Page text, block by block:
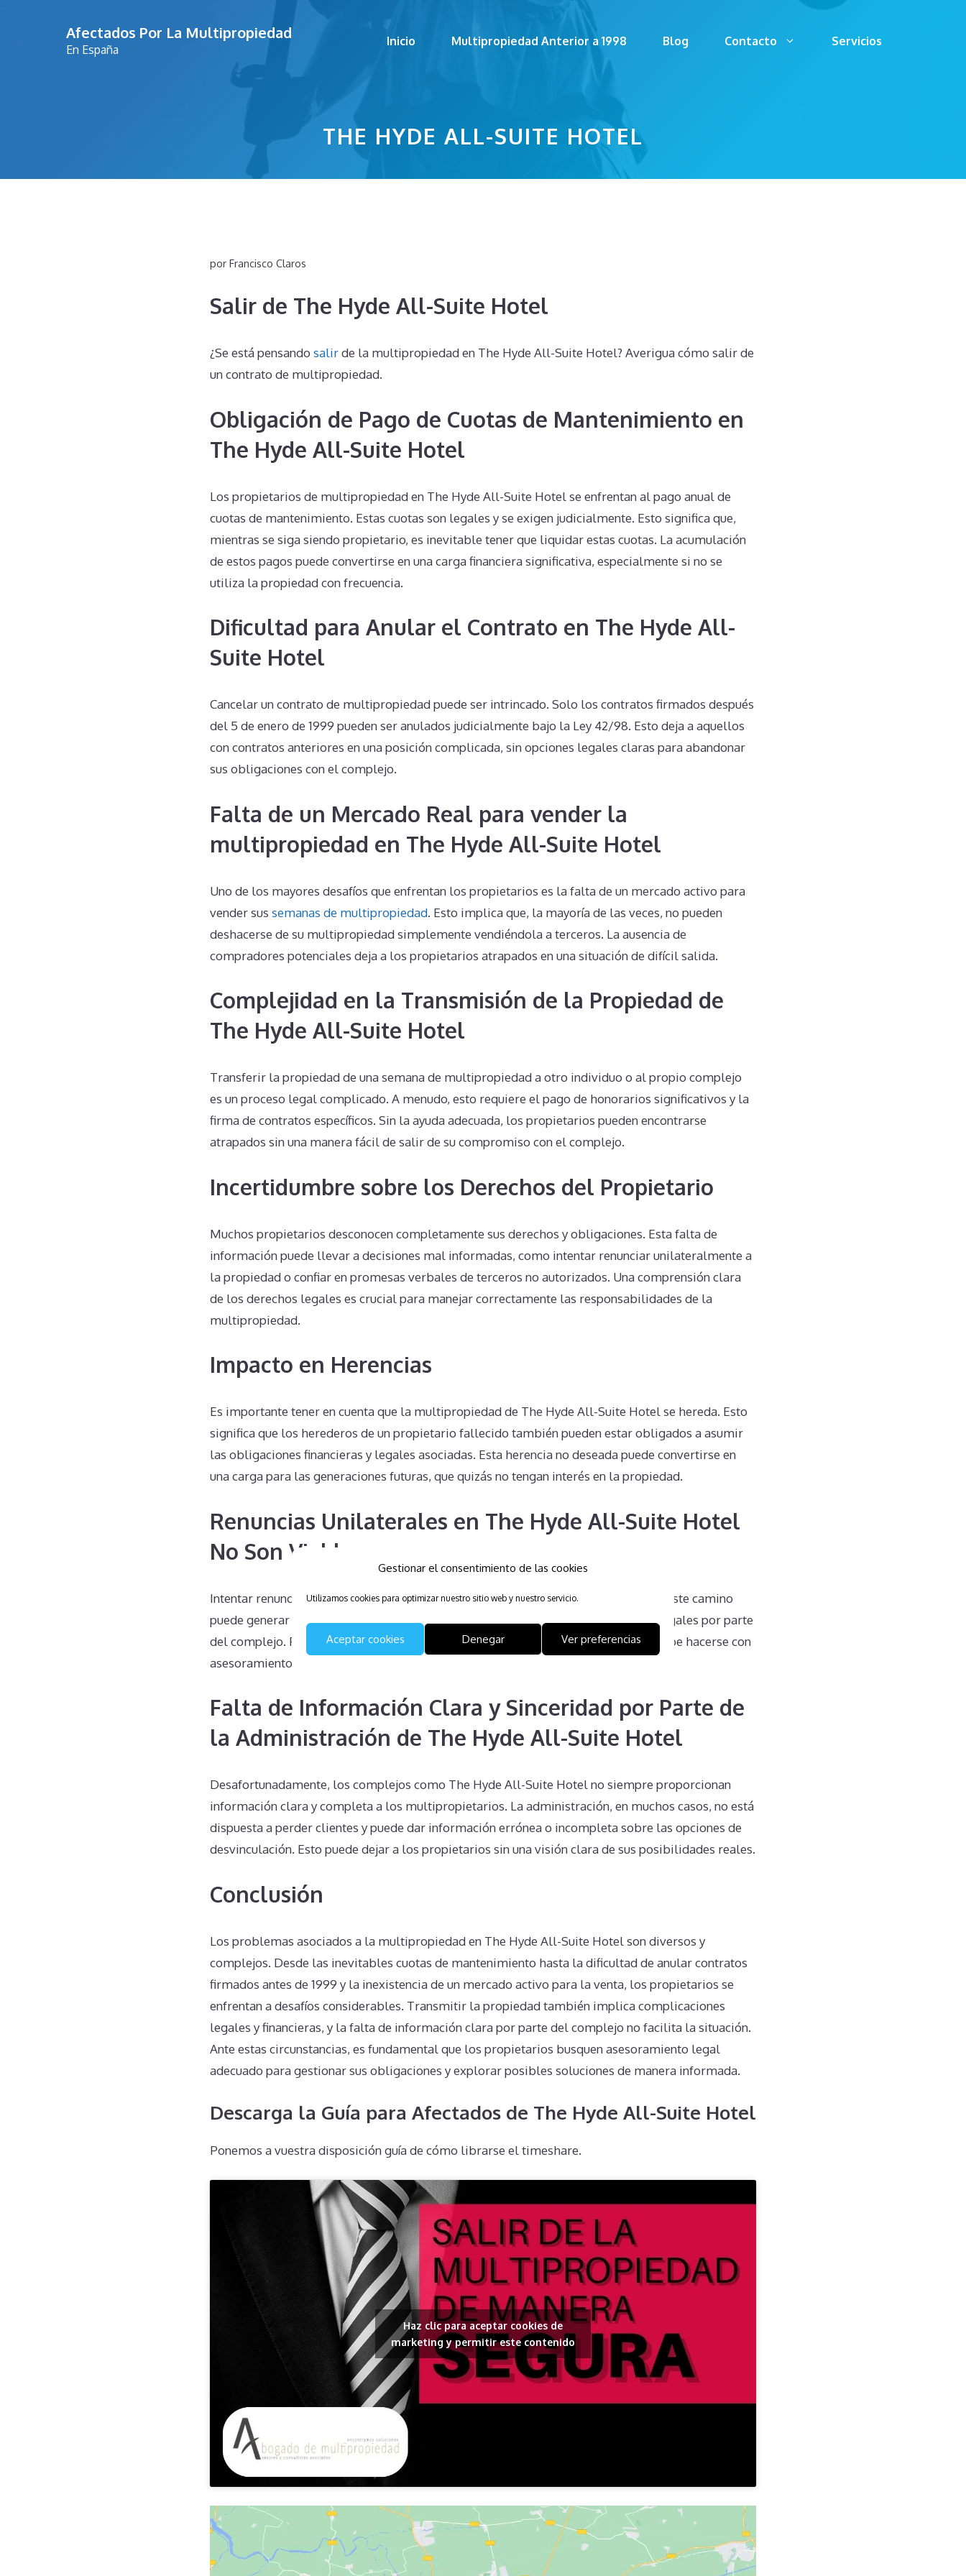
Gestionar el consentimiento de las cookies
Utilizamos cookies para optimizar nuestro sitio web y nuestro servicio.
Aceptar cookies Denegar Ver preferencias
Afectados Por La Multipropiedad
En España
Inicio Multipropiedad Anterior a 1998 Blog Contacto Servicios
THE HYDE ALL-SUITE HOTEL
por Francisco Claros
Salir de The Hyde All-Suite Hotel
¿Se está pensando salirde la multipropiedad en The Hyde All-Suite Hotel? Averigua cómo salir de
un contrato de multipropiedad.
Obligación de Pago de Cuotas de Mantenimiento en
The Hyde All-Suite Hotel
Los propietarios de multipropiedad en The Hyde All-Suite Hotel se enfrentan al pago anual de
cuotas de mantenimiento. Estas cuotas son legales y se exigen judicialmente. Esto significa que,
mientras se siga siendo propietario, es inevitable tener que liquidar estas cuotas. La acumulación
de estos pagos puede convertirse en una carga financiera significativa, especialmente si no se
utiliza la propiedad con frecuencia.
Dificultad para Anular el Contrato en The Hyde All-
Suite Hotel
Cancelar un contrato de multipropiedad puede ser intrincado. Solo los contratos firmados después
del 5 de enero de 1999 pueden ser anulados judicialmente bajo la Ley 42/98. Esto deja a aquellos
con contratos anteriores en una posición complicada, sin opciones legales claras para abandonar
sus obligaciones con el complejo.
Falta de un Mercado Real para vender la
multipropiedad en The Hyde All-Suite Hotel
Uno de los mayores desafíos que enfrentan los propietarios es la falta de un mercado activo para
vender sus semanas de multipropiedad. Esto implica que, la mayoría de las veces, no pueden
deshacerse de su multipropiedad simplemente vendiéndola a terceros. La ausencia de
compradores potenciales deja a los propietarios atrapados en una situación de difícil salida.
Complejidad en la Transmisión de la Propiedad de
The Hyde All-Suite Hotel
Transferir la propiedad de una semana de multipropiedad a otro individuo o al propio complejo
es un proceso legal complicado. A menudo, esto requiere el pago de honorarios significativos y la
firma de contratos específicos. Sin la ayuda adecuada, los propietarios pueden encontrarse
atrapados sin una manera fácil de salir de su compromiso con el complejo.
Incertidumbre sobre los Derechos del Propietario
Muchos propietarios desconocen completamente sus derechos y obligaciones. Esta falta de
información puede llevar a decisiones mal informadas, como intentar renunciar unilateralmente a
la propiedad o confiar en promesas verbales de terceros no autorizados. Una comprensión clara
de los derechos legales es crucial para manejar correctamente las responsabilidades de la
multipropiedad.
Impacto en Herencias
Es importante tener en cuenta que la multipropiedad de The Hyde All-Suite Hotel se hereda. Esto
significa que los herederos de un propietario fallecido también pueden estar obligados a asumir
las obligaciones financieras y legales asociadas. Esta herencia no deseada puede convertirse en
una carga para las generaciones futuras, que quizás no tengan interés en la propiedad.
Renuncias Unilaterales en The Hyde All-Suite Hotel
No Son Viables
Intentar renunciar unilateralmente a la propiedad no es viable legalmente. Tomar este camino
puede generar más problemas para el propietario, incluyendo posibles acciones legales por parte
del complejo. Por lo tanto, cualquier intento de desligarse de la multipropiedad debe hacerse con
asesoramiento legal adecuado.
Falta de Información Clara y Sinceridad por Parte de
la Administración de The Hyde All-Suite Hotel
Desafortunadamente, los complejos como The Hyde All-Suite Hotel no siempre proporcionan
información clara y completa a los multipropietarios. La administración, en muchos casos, no está
dispuesta a perder clientes y puede dar información errónea o incompleta sobre las opciones de
desvinculación. Esto puede dejar a los propietarios sin una visión clara de sus posibilidades reales.
Conclusión
Los problemas asociados a la multipropiedad en The Hyde All-Suite Hotel son diversos y
complejos. Desde las inevitables cuotas de mantenimiento hasta la dificultad de anular contratos
firmados antes de 1999 y la inexistencia de un mercado activo para la venta, los propietarios se
enfrentan a desafíos considerables. Transmitir la propiedad también implica complicaciones
legales y financieras, y la falta de información clara por parte del complejo no facilita la situación.
Ante estas circunstancias, es fundamental que los propietarios busquen asesoramiento legal
adecuado para gestionar sus obligaciones y explorar posibles soluciones de manera informada.
Descarga la Guía para Afectados de The Hyde All-Suite Hotel
Ponemos a vuestra disposición guía de cómo librarse el timeshare.
Haz clic para aceptar cookies de
marketing y permitir este contenido